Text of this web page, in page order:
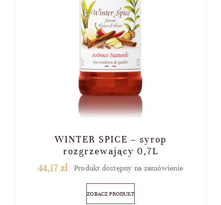
WINTER SPICE – syrop
rozgrzewający 0,7L
44,17 zł Produkt dostępny na zamówienie
ZOBACZ PRODUKT